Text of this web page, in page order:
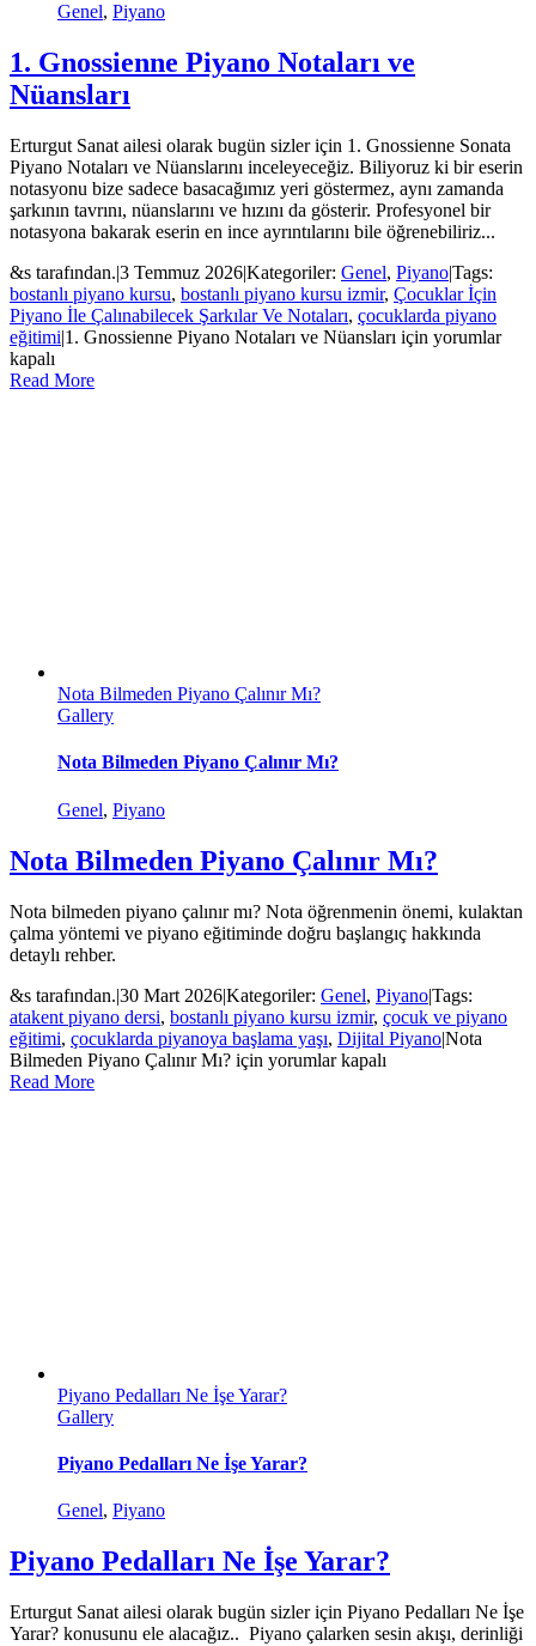
Genel, Piyano
1. Gnossienne Piyano Notaları ve
Nüansları
Erturgut Sanat ailesi olarak bugün sizler için 1. Gnossienne Sonata
Piyano Notaları ve Nüanslarını inceleyeceğiz. Biliyoruz ki bir eserin
notasyonu bize sadece basacağımız yeri göstermez, aynı zamanda
şarkının tavrını, nüanslarını ve hızını da gösterir. Profesyonel bir
notasyona bakarak eserin en ince ayrıntılarını bile öğrenebiliriz...
&s tarafından.|3 Temmuz 2026|Kategoriler: Genel, Piyano|Tags:
bostanlı piyano kursu, bostanlı piyano kursu izmir, Çocuklar İçin
Piyano İle Çalınabilecek Şarkılar Ve Notaları, çocuklarda piyano
eğitimi|1. Gnossienne Piyano Notaları ve Nüansları için yorumlar
kapalı
Read More
Nota Bilmeden Piyano Çalınır Mı?
Gallery
Nota Bilmeden Piyano Çalınır Mı?
Genel, Piyano
Nota Bilmeden Piyano Çalınır Mı?
Nota bilmeden piyano çalınır mı? Nota öğrenmenin önemi, kulaktan
çalma yöntemi ve piyano eğitiminde doğru başlangıç hakkında
detaylı rehber.
&s tarafından.|30 Mart 2026|Kategoriler: Genel, Piyano|Tags:
atakent piyano dersi, bostanlı piyano kursu izmir, çocuk ve piyano
eğitimi, çocuklarda piyanoya başlama yaşı, Dijital Piyano|Nota
Bilmeden Piyano Çalınır Mı? için yorumlar kapalı
Read More
Piyano Pedalları Ne İşe Yarar?
Gallery
Piyano Pedalları Ne İşe Yarar?
Genel, Piyano
Piyano Pedalları Ne İşe Yarar?
Erturgut Sanat ailesi olarak bugün sizler için Piyano Pedalları Ne İşe
Yarar? konusunu ele alacağız.. Piyano çalarken sesin akışı, derinliği